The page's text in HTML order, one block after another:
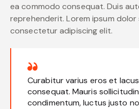
ea commodo consequat. Duis
reprehenderit. Lorem ipsum dolor
consectetur adipiscing elit.
Curabitur varius eros et
consequat. Mauris
condimentum, luctus justo